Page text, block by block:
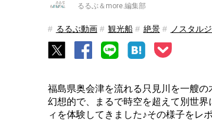
るるぶ＆more.編集部
るるぶ動画 観光船 絶景 ノスタル
福島県奥会津を流れる只見川を一艘
幻想的で、まるで時空を超えて別世
ィを体験してきました♪その様子をレ